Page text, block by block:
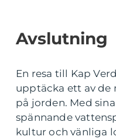
Avslutning
En resa till Kap
upptäcka ett av de
på jorden. Med
spännande
kultur och vänliga